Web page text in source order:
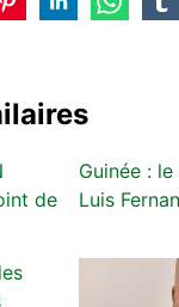
de
Guinée :
Luis